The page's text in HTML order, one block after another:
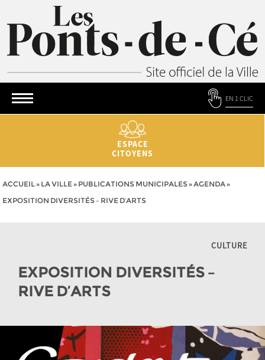
EN 1 CLIC
ESPACE
CITOYENS
ACCUEIL» LA VILLE» PUBLICATIONS MUNICIPALES»AGENDA»
EXPOSITION DIVERSITÉS – RIVE D’ARTS
CULTURE
EXPOSITION DIVERSITÉS –
RIVE D’ARTS